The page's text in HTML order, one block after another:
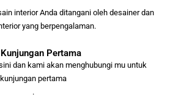
interior Anda ditangani oleh desainer dan
yang berpengalaman.
Pertama
dan kami akan menghubungi mu untuk
kunjungan pertama
.